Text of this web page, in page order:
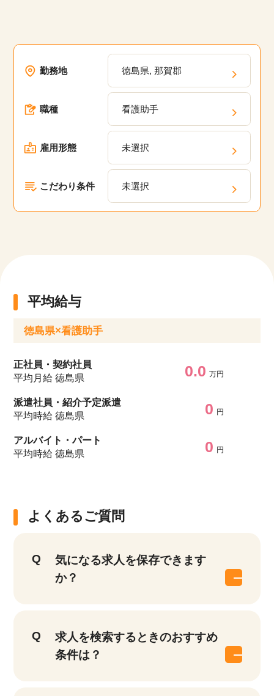
介します。未経験者や無資格者、ブランクがある
代、50代といった幅広い年齢層が活躍している職
場の求人が多数あります。弊社の派遣・委託現場
においてスキルアップのための研修プログラム
や、キャリアパスの相談、定期的なフィードバッ
クを通じて、あなたのキャリアアップを支援しま
勤務地 徳島県, 那賀郡
職種 看護助手
雇用形態 未選択
こだわり条件 未選択
平均給与
徳島県×看護助手
正社員・契約社員
平均月給 徳島県
0.0 万円
派遣社員・紹介予定派遣
平均時給 徳島県
0 円
アルバイト・パート
平均時給 徳島県
0 円
よくあるご質問
気になる求人を保存できます
か？
求人を検索するときのおすすめ
条件は？